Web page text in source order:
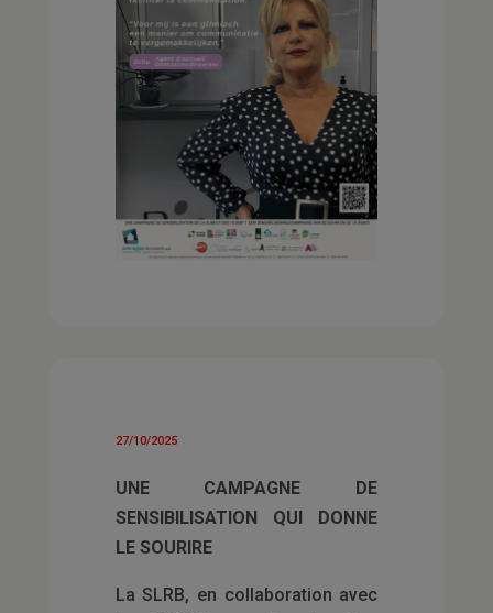
27/10/2025
UNE CAMPAGNE DE
SENSIBILISATION QUI DONNE
LE SOURIRE
La SLRB, en collaboration avec